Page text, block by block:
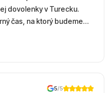
dovolenky v Turecku.
čas, na ktorý budeme
​Všetko prebehlo
výberu zájazdu, cez
dostalo najviac: ​Skvelé
5/5